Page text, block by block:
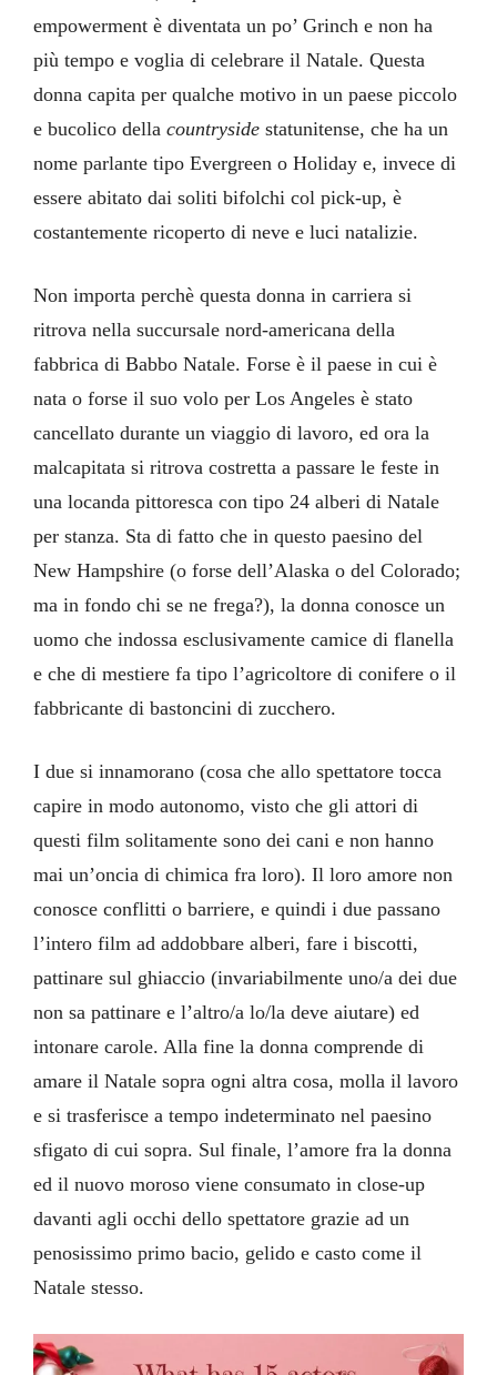
empowerment è diventata un po’ Grinch e non ha
più tempo e voglia di celebrare il Natale. Questa
donna capita per qualche motivo in un paese piccolo
e bucolico dellacountryside statunitense, che ha un
nome parlante tipo Evergreen o Holiday e, invece di
essere abitato dai soliti bifolchi col pick-up, è
costantemente ricoperto di neve e luci natalizie.
Non importa perchè questa donna in carriera si
ritrova nella succursale nord-americana della
fabbrica di Babbo Natale. Forse è il paese in cui è
nata o forse il suo volo per Los Angeles è stato
cancellato durante un viaggio di lavoro, ed ora la
malcapitata si ritrova costretta a passare le feste in
una locanda pittoresca con tipo 24 alberi di Natale
per stanza. Sta di fatto che in questo paesino del
New Hampshire (o forse dell’Alaska o del Colorado;
ma in fondo chi se ne frega?), la donna conosce un
uomo che indossa esclusivamente camice di flanella
e che di mestiere fa tipo l’agricoltore di conifere o il
fabbricante di bastoncini di zucchero.
I due si innamorano (cosa che allo spettatore tocca
capire in modo autonomo, visto che gli attori di
questi film solitamente sono dei cani e non hanno
mai un’oncia di chimica fra loro). Il loro amore non
conosce conflitti o barriere, e quindi i due passano
l’intero film ad addobbare alberi, fare i biscotti,
pattinare sul ghiaccio (invariabilmente uno/a dei due
non sa pattinare e l’altro/a lo/la deve aiutare) ed
intonare carole. Alla fine la donna comprende di
amare il Natale sopra ogni altra cosa, molla il lavoro
e si trasferisce a tempo indeterminato nel paesino
sfigato di cui sopra. Sul finale, l’amore fra la donna
ed il nuovo moroso viene consumato in close-up
davanti agli occhi dello spettatore grazie ad un
penosissimo primo bacio, gelido e casto come il
Natale stesso.